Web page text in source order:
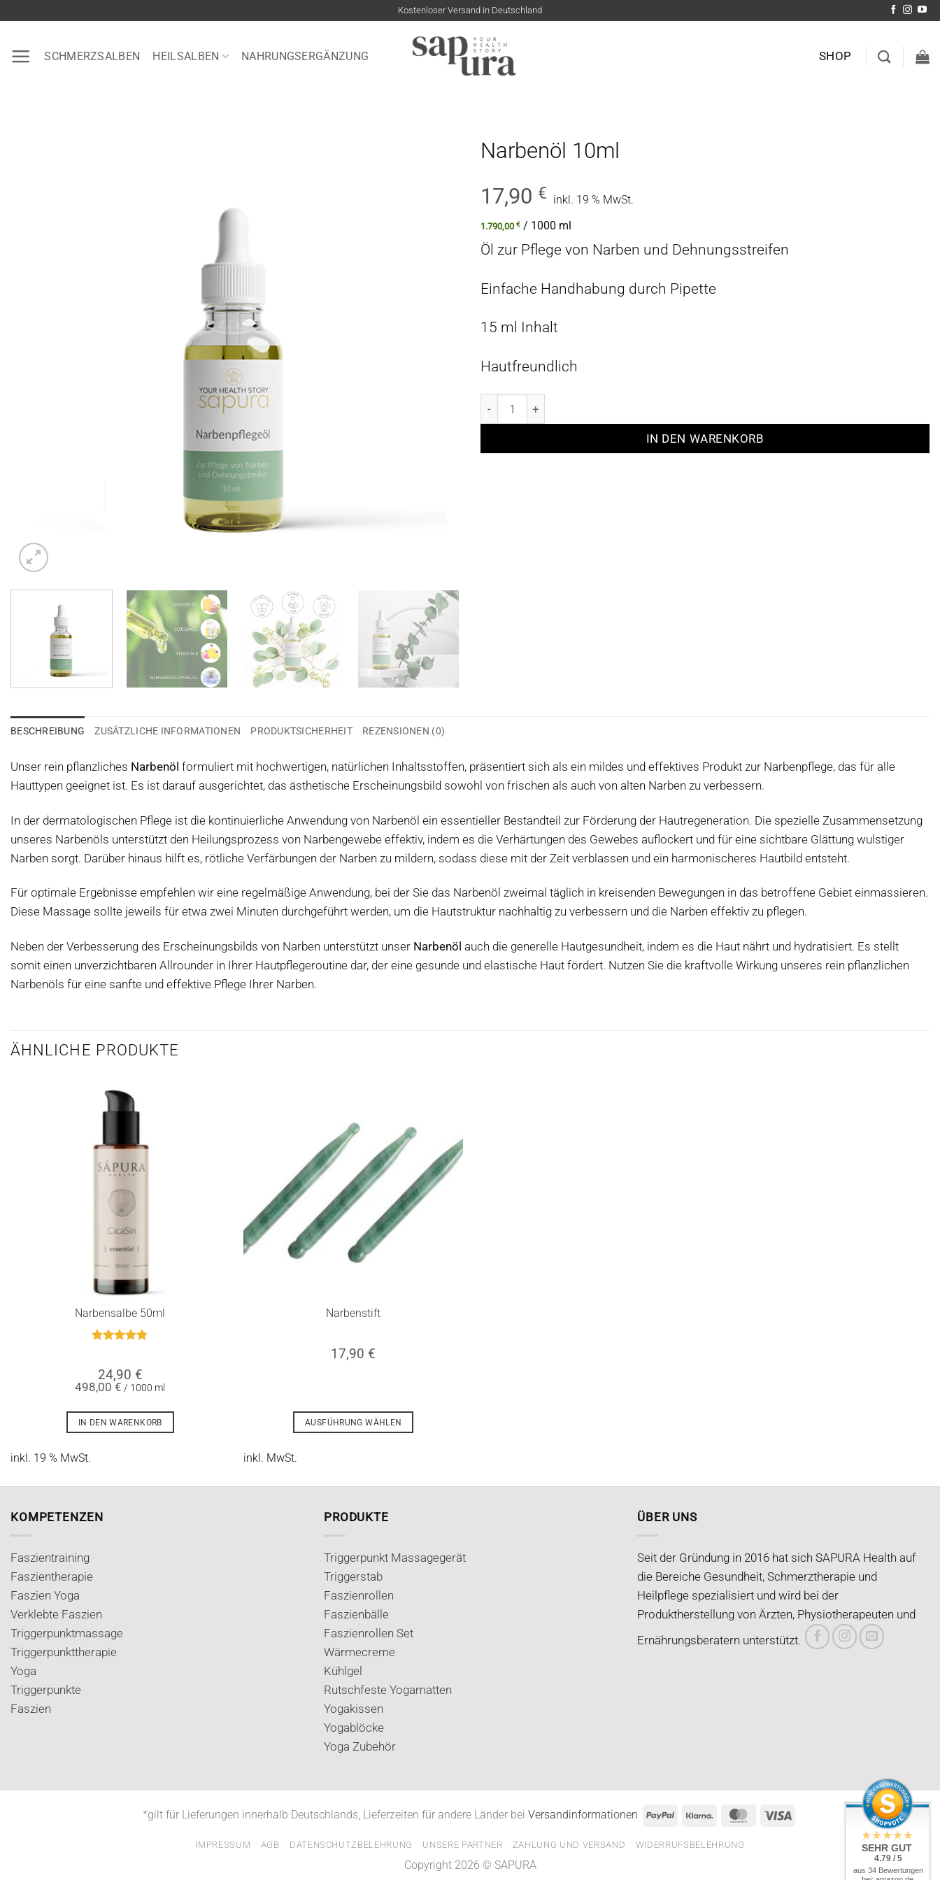
Kostenloser Versand in Deutschland
SCHMERZSALBEN HEILSALBEN NAHRUNGSERGÄNZUNG SHOP
Narbenöl 10ml
17,90 € inkl. 19 % MwSt.
1.790,00 € / 1000 ml
Öl zur Pflege von Narben und Dehnungsstreifen
Einfache Handhabung durch Pipette
15 ml Inhalt
Hautfreundlich
IN DEN WARENKORB
BESCHREIBUNG ZUSÄTZLICHE INFORMATIONEN PRODUKTSICHERHEIT REZENSIONEN (0)
Unser rein pflanzliches Narbenöl formuliert mit hochwertigen, natürlichen Inhaltsstoffen, präsentiert sich als ein mildes und effektives Produkt zur Narbenpflege, das für alle
Hauttypen geeignet ist. Es ist darauf ausgerichtet, das ästhetische Erscheinungsbild sowohl von frischen als auch von alten Narben zu verbessern.
In der dermatologischen Pflege ist die kontinuierliche Anwendung von Narbenöl ein essentieller Bestandteil zur Förderung der Hautregeneration. Die spezielle Zusammensetzung
unseres Narbenöls unterstützt den Heilungsprozess von Narbengewebe effektiv, indem es die Verhärtungen des Gewebes auflockert und für eine sichtbare Glättung wulstiger
Narben sorgt. Darüber hinaus hilft es, rötliche Verfärbungen der Narben zu mildern, sodass diese mit der Zeit verblassen und ein harmonischeres Hautbild entsteht.
Für optimale Ergebnisse empfehlen wir eine regelmäßige Anwendung, bei der Sie das Narbenöl zweimal täglich in kreisenden Bewegungen in das betroffene Gebiet einmassieren.
Diese Massage sollte jeweils für etwa zwei Minuten durchgeführt werden, um die Hautstruktur nachhaltig zu verbessern und die Narben effektiv zu pflegen.
Neben der Verbesserung des Erscheinungsbilds von Narben unterstützt unser Narbenöl auch die generelle Hautgesundheit, indem es die Haut nährt und hydratisiert. Es stellt
somit einen unverzichtbaren Allrounder in Ihrer Hautpflegeroutine dar, der eine gesunde und elastische Haut fördert. Nutzen Sie die kraftvolle Wirkung unseres rein pflanzlichen
Narbenöls für eine sanfte und effektive Pflege Ihrer Narben.
ÄHNLICHE PRODUKTE
Narbensalbe 50ml
von 5
24,90 €
498,00€ / 1000 ml
IN DEN WARENKORB
inkl. 19 % MwSt.
Narbenstift
17,90 €
AUSFÜHRUNG WÄHLEN
auf.
Optionen
können
auf
der
Produktseite
werden
inkl. MwSt.
KOMPETENZEN
Faszientraining
Faszientherapie
Faszien Yoga
Verklebte Faszien
Triggerpunktmassage
Triggerpunkttherapie
Yoga
Triggerpunkte
Faszien
PRODUKTE
Triggerpunkt Massagegerät
Triggerstab
Faszienrollen
Faszienbälle
Faszienrollen Set
Wärmecreme
Kühlgel
Rutschfeste Yogamatten
Yogakissen
Yogablöcke
Yoga Zubehör
ÜBER UNS
Seit der Gründung in 2016 hat sich SAPURA Health auf
die Bereiche Gesundheit, Schmerztherapie und
Heilpflege spezialisiert und wird bei der
Produktherstellung von Ärzten, Physiotherapeuten und
Ernährungsberatern unterstützt.
*gilt für Lieferungen innerhalb Deutschlands, Lieferzeiten für andere Länder bei Versandinformationen PayPal Klarna MasterCard
Visa
IMPRESSUM AGB DATENSCHUTZBELEHRUNG UNSERE PARTNER ZAHLUNG UND VERSAND WIDERRUFSBELEHRUNG
Copyright 2026 © SAPURA
SEHR GUT
4.79 / 5
aus 34 Bewertungen